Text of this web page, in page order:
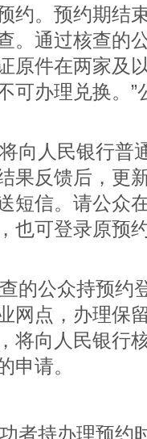
约。预约期结
。通过核查的
原件在两家及
可办理兑换。”
向人民银行普
果反馈后，更
短信。请公众
也可登录原预
的公众持预约
网点，办理保
将向人民银行
申请。
者持办理预约